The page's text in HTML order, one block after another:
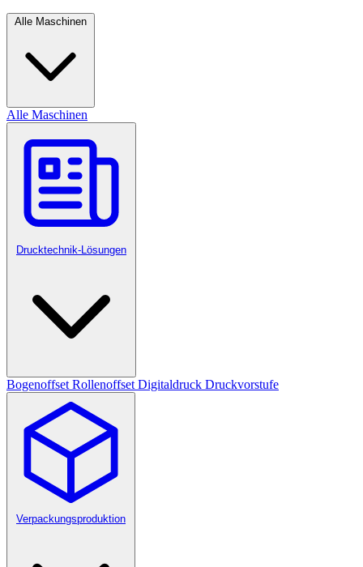
Alle Maschinen
Alle Maschinen
Drucktechnik-Lösungen
Bogenoffset Rollenoffset Digitaldruck Druckvorstufe
Verpackungsproduktion